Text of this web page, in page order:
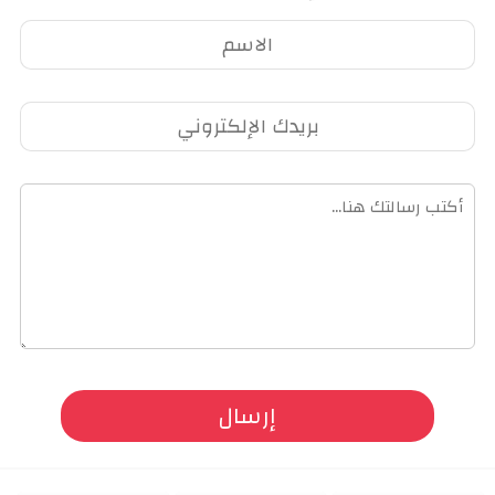
تمتد بين 3 إلى 4 ساعات حسب نوع الورشة، وفي نهاية الورشة
يحصل كل منتسب على جميع الأدوات والمواد من الكلية.